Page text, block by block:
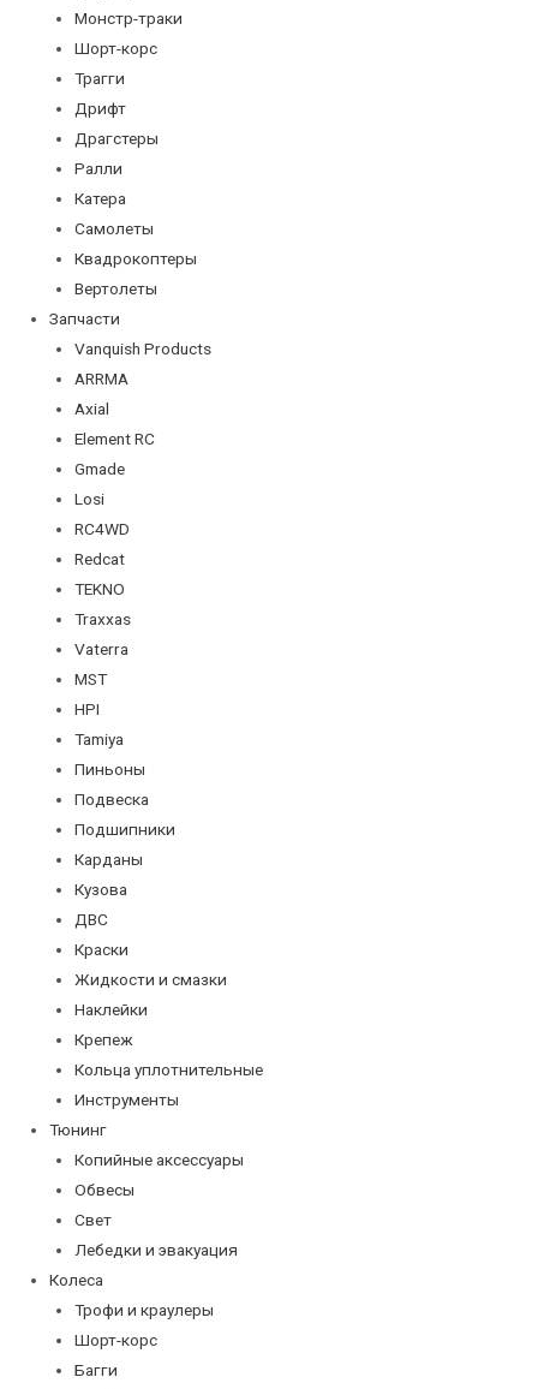
Монстр-траки
Шорт-корс
Трагги
Дрифт
Драгстеры
Ралли
Катера
Самолеты
Квадрокоптеры
Вертолеты
Запчасти
Vanquish Products
ARRMA
Axial
Element RC
Gmade
Losi
RC4WD
Redcat
TEKNO
Traxxas
Vaterra
MST
HPI
Tamiya
Пиньоны
Подвеска
Подшипники
Карданы
Кузова
ДВС
Краски
Жидкости и смазки
Наклейки
Крепеж
Кольца уплотнительные
Инструменты
Тюнинг
Копийные аксессуары
Обвесы
Свет
Лебедки и эвакуация
Колеса
Трофи и краулеры
Шорт-корс
Багги